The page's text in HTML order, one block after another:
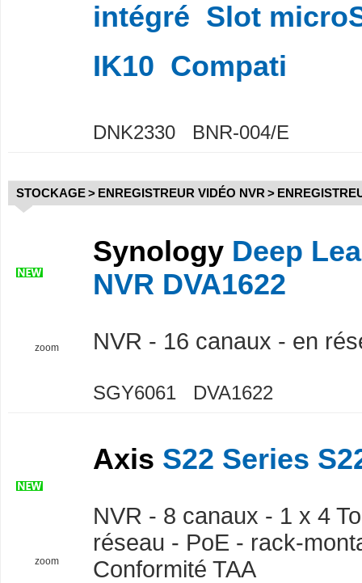
intégré  Slot
IK10  Compati
DNK2330 BNR-004/E
STOCKAGE> ENREGISTREUR VIDÉO NVR >
zoom
Synology Deep
NVR DVA1622
NVR - 16 canaux - en
SGY6061 DVA1622
zoom
Axis S22 Series
NVR - 8 canaux - 1 x 4
réseau - PoE - rack-
Conformité TAA